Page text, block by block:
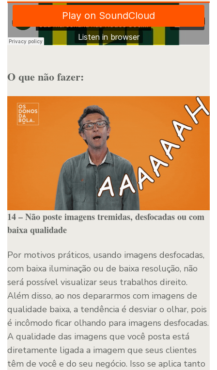
O que não fazer:
14 – Não poste imagens tremidas, desfocadas ou com
baixa qualidade
Por motivos práticos, usando imagens desfocadas,
com baixa iluminação ou de baixa resolução, não
será possível visualizar seus trabalhos direito.
Além disso, ao nos depararmos com imagens de
qualidade baixa, a tendência é desviar o olhar, pois
é incômodo ficar olhando para imagens desfocadas.
A qualidade das imagens que você posta está
diretamente ligada a imagem que seus clientes
têm de você e do seu negócio. Isso se aplica tanto